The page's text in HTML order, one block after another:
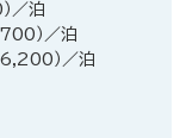
／泊
）／泊
6,200）／泊